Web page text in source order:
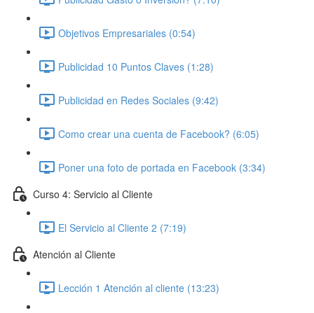
Objetivos Empresariales (0:54)
Publicidad 10 Puntos Claves (1:28)
Publicidad en Redes Sociales (9:42)
Como crear una cuenta de Facebook? (6:05)
Poner una foto de portada en Facebook (3:34)
Curso 4: Servicio al Cliente
El Servicio al Cliente 2 (7:19)
Atención al Cliente
Lección 1 Atención al cliente (13:23)